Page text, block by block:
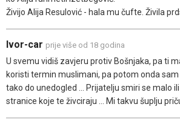
Živijo Alija Resulović - hala mu čufte. Živila
Ivor-car prije više od 18 godina
U svemu vidiš zavjeru protiv Bošnjaka, pa ti
koristi termin muslimani, pa potom onda
tako do unedogled ... Prijatelju smiri se malo
stranice koje te živciraju ... Mi takvu šuplju